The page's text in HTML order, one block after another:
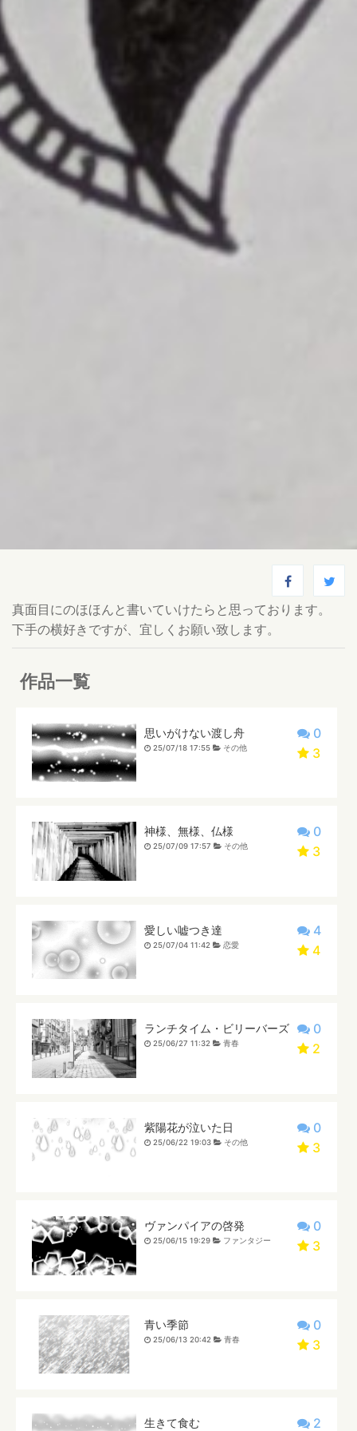
真面目にのほほんと書いていけたらと思っております。
下手の横好きですが、宜しくお願い致します。
作品一覧
0
3
思いがけない渡し舟
25/07/18 17:55 その他
0
3
神様、無様、仏様
25/07/09 17:57 その他
4
4
愛しい嘘つき達
25/07/04 11:42 恋愛
0
2
ランチタイム・ビリーバーズ
25/06/27 11:32 青春
0
3
紫陽花が泣いた日
25/06/22 19:03 その他
0
3
ヴァンパイアの啓発
25/06/15 19:29 ファンタジー
0
3
青い季節
25/06/13 20:42 青春
2
生きて食む